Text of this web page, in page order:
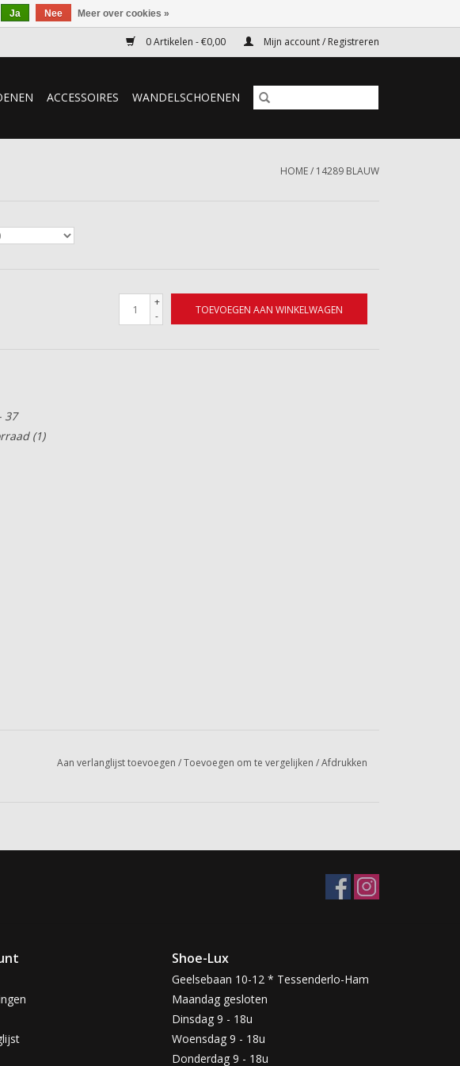
0 Artikelen - €0,00 Mijn account / Registreren
ACCESSOIRES WANDELSCHOENEN
HOME/ 14289 BLAUW
+
-
TOEVOEGEN AAN WINKELWAGEN
37
(1)
Aan verlanglijst toevoegen /Toevoegen om te vergelijken /Afdrukken
Shoe-Lux
Geelsebaan 10-12 * Tessenderlo-Ham
Maandag gesloten
Dinsdag 9 - 18u
Woensdag 9 - 18u
Donderdag 9 - 18u
Ja Nee Meer over cookies »